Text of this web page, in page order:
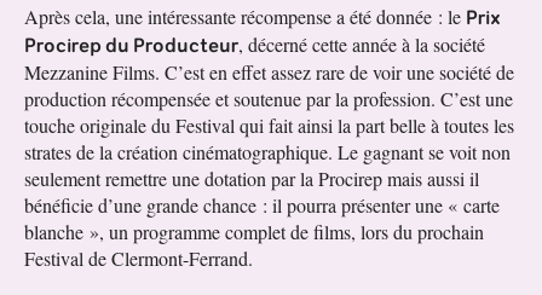
Après cela, une intéressante récompense a été donnée : le Prix
Procirep du Producteur, décerné cette année à la société
Mezzanine Films. C’est en effet assez rare de voir une société de
production récompensée et soutenue par la profession. C’est une
touche originale du Festival qui fait ainsi la part belle à toutes les
strates de la création cinématographique. Le gagnant se voit non
seulement remettre une dotation par la Procirep mais aussi il
bénéficie d’une grande chance : il pourra présenter une « carte
blanche », un programme complet de films, lors du prochain
Festival de Clermont-Ferrand.